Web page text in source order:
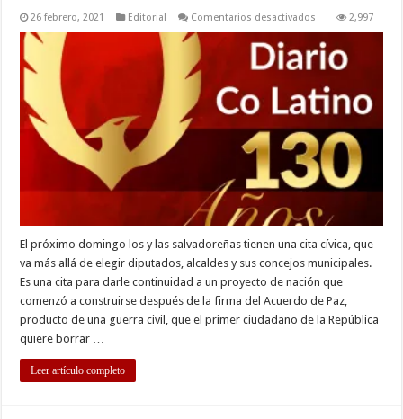
26 febrero, 2021 Editorial Comentarios desactivados
futuro
de
está
en
tus
2,997
El próximo domingo los y las salvadoreñas tienen una cita cívica, que
va más allá de elegir diputados, alcaldes y sus concejos municipales.
Es una cita para darle continuidad a un proyecto de nación que
comenzó a construirse después de la firma del Acuerdo de Paz,
producto de una guerra civil, que el primer ciudadano de la República
quiere borrar …
Leer artículo completo